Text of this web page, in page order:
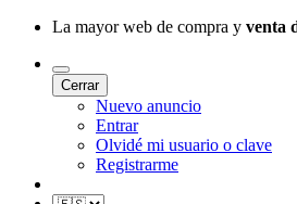
La mayor web de compra y venta
Cerrar
Nuevo anuncio
Entrar
Olvidé mi usuario o clave
Registrarme